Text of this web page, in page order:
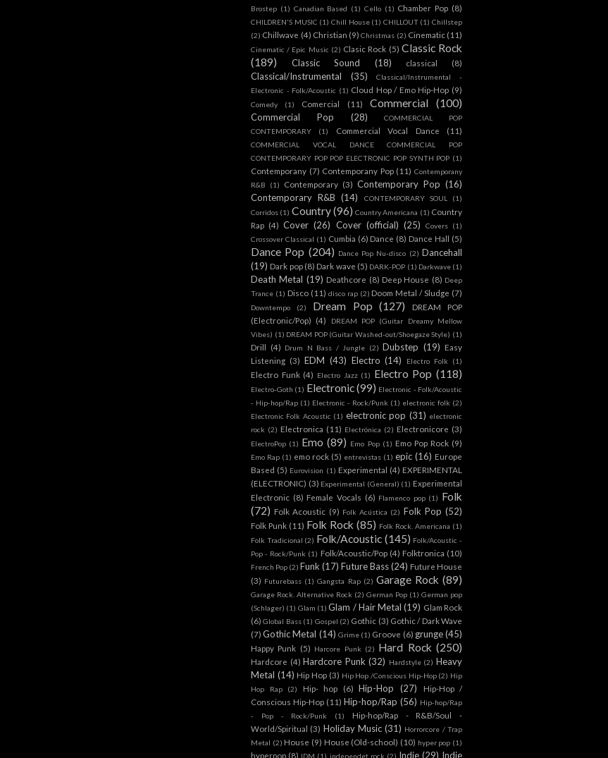
Brostep (1) Canadian Based (1) Cello (1) Chamber Pop (8)
CHILDREN'S MUSIC (1) Chill House (1) CHILLOUT (1) Chillstep
(2) Chillwave (4) Christian (9) Christmas (2) Cinematic (11)
Cinematic / Epic Music (2) Clasic Rock (5) Classic Rock
(189)
Classic Sound (18) classical (8)
Classical/Instrumental (35)
Classical/Instrumental -
Electronic - Folk/Acoustic (1) Cloud Hop / Emo Hip-Hop (9)
Comedy (1) Comercial (11) Commercial (100)
Commercial Pop (28)
COMMERCIAL POP
CONTEMPORARY
(1) Commercial Vocal Dance (11)
COMMERCIAL VOCAL DANCE COMMERCIAL POP
CONTEMPORARY POP POP ELECTRONIC POP SYNTH POP (1)
Contemporany (7) Contemporany Pop (11) Contemporany
R&B
(1) Contemporary (3) Contemporary Pop (16)
Contemporary R&B (14) CONTEMPORARY SOUL
(1)
Corridos (1) Country(96) Country Americana (1) Country
Rap (4) Cover (26) Cover (official) (25) Covers (1)
Crossover Classical (1) Cumbia (6) Dance (8) Dance Hall (5)
Dance Pop (204) Dance Pop Nu-disco (2) Dancehall
(19) Dark pop (8) Dark wave (5) DARK-POP (1) Darkwave (1)
Death Metal (19) Deathcore (8) Deep House (8) Deep
Trance (1) Disco (11) disco rap (2) Doom Metal / Sludge (7)
Downtempo (2) Dream Pop (127)
DREAM POP
(Electronic/Pop) (4)
DREAM POP (Guitar Dreamy Mellow
Vibes) (1) DREAM POP (Guitar Washed-out/Shoegaze Style) (1)
Drill (4) Drum N Bass / Jungle (2) Dubstep (19) Easy
Listening (3) EDM (43) Electro (14) Electro Folk (1)
Electro Funk (4) Electro Jazz (1) Electro Pop (118)
Electro-Goth (1) Electronic(99) Electronic - Folk/Acoustic
- Hip-hop/Rap (1) Electronic - Rock/Punk (1) electronic folk (2)
Electronic Folk Acoustic (1) electronic pop (31) electronic
rock (2) Electronica (11) Electrónica (2) Electronicore (3)
ElectroPop (1) Emo (89) Emo Pop (1) Emo Pop Rock (9)
Emo Rap (1) emo rock (5) entrevistas (1) epic (16) Europe
Based (5) Eurovision (1) Experimental (4) EXPERIMENTAL
(ELECTRONIC) (3) Experimental (General) (1) Experimental
Electronic (8) Female Vocals (6) Flamenco pop (1) Folk
(72) Folk Acoustic (9) Folk Acústica (2) Folk Pop (52)
Folk Punk (11) Folk Rock (85) Folk Rock. Americana (1)
Folk Tradicional (2) Folk/Acoustic (145) Folk/Acoustic -
Pop - Rock/Punk (1) Folk/Acoustic/Pop (4) Folktronica (10)
French Pop (2) Funk (17) Future Bass(24) Future House
(3) Futurebass (1) Gangsta Rap (2) Garage Rock (89)
Garage Rock. Alternative Rock (2) German Pop (1) German pop
(Schlager) (1) Glam (1) Glam / Hair Metal (19) Glam Rock
(6) Global Bass (1) Gospel (2) Gothic (3) Gothic / Dark Wave
(7) Gothic Metal (14) Grime (1) Groove (6) grunge (45)
Happy Punk (5) Harcore Punk (2) Hard Rock (250)
Hardcore (4) Hardcore Punk (32) Hardstyle (2) Heavy
Metal (14) Hip Hop (3) Hip Hop /Conscious Hip-Hop (2) Hip
Hop Rap
(2) Hip- hop (6) Hip-Hop (27)
Hip-Hop /
Conscious Hip-Hop (11) Hip-hop/Rap (56) Hip-hop/Rap
- Pop - Rock/Punk
(1)
Hip-hop/Rap - R&B/Soul -
World/Spiritual (3) Holiday Music (31) Horrorcore / Trap
Metal (2) House (9) House (Old-school) (10) hyper pop (1)
hyperpop (8) IDM (1) independet rock (2) Indie (29) Indie